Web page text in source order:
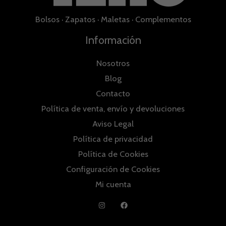
Bolsos· Zapatos· Maletas· Complementos
Información
Nosotros
Blog
Contacto
Política de venta, envío y devoluciones
Aviso Legal
Política de privacidad
Política de Cookies
Configuración de Cookies
Mi cuenta